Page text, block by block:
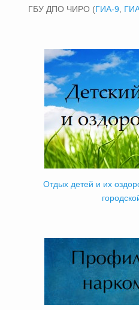
ГБУ ДПО ЧИРО (ГИА-9
Отдых детей и их